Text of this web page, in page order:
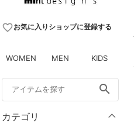
favorite_borderお気に入りショップに登録する
WOMEN MEN KIDS
search
カテゴリ